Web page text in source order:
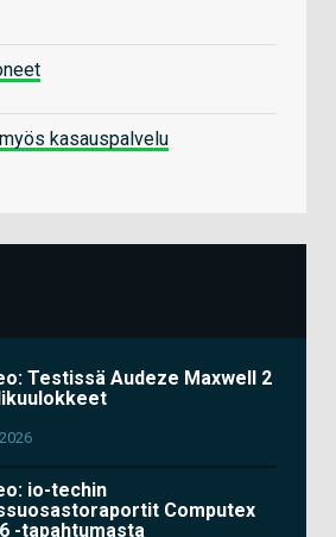
kasauspalvelu
Testissä Audeze Maxwell 2
io-techin
Computex
-tapahtumasta